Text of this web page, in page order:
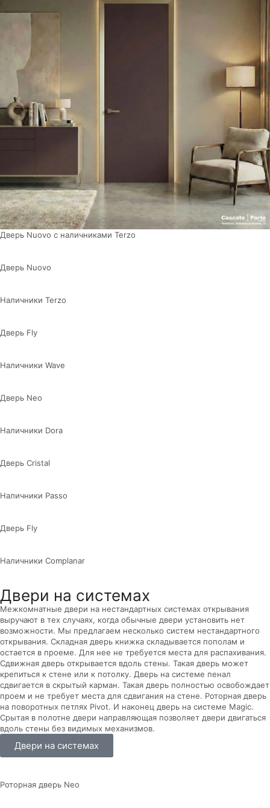
Дверь Nuovo с наличниками Terzo
Дверь Nuovo
Наличники Terzo
Дверь Fly
Наличники Wave
Дверь Neo
Наличники Dora
Дверь Cristal
Наличники Passo
Дверь Fly
Наличники Complanar
Двери на системах
Межкомнатные двери на нестандартных системах открывания
выручают в тех случаях, когда обычные двери установить нет
возможности. Мы предлагаем несколько систем нестандартного
открывания. Складная дверь книжка складывается пополам и
остается в проеме. Для нее не требуется места для распахивания.
Сдвижная дверь открывается вдоль стены. Такая дверь может
крепиться к стене или к потолку. Дверь на системе пенал
сдвигается в скрытый карман. Такая дверь полностью освобождает
проем и не требует места для сдвигания на стене. Роторная дверь
на поворотных петлях Pivot. И наконец дверь на системе Magic.
Срытая в полотне двери направляющая позволяет двери двигаться
вдоль стены без видимых механизмов.
Двери на системах
Роторная дверь Neo